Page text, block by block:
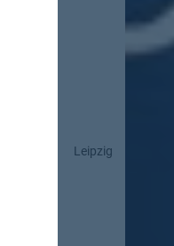
Leipzig